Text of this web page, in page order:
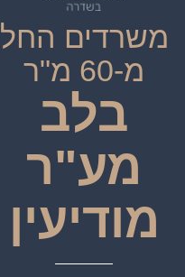
משרדים החל
מ-60 מ"ר
בלב
מע"ר
מודיעין